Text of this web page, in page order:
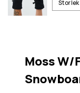
Storlek
Moss W/